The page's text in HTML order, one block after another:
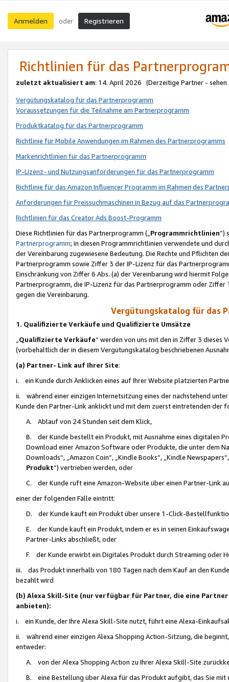
Anmelden oder Registrieren
Richtlinien für das
zuletzt aktualisiert am: 14. April 2026 (Derzeitige Partner - sehen
Vergütungskatalog für das Partnerprogramm
Voraussetzungen für die Teilnahme am Partnerprogramm
Produktkatalog für das Partnerprogramm
Richtlinie für Mobile Anwendungen im Rahmen des Partnerprogramms
Markenrichtlinien für das Partnerprogramm
IP-Lizenz- und Nutzungsanforderungen für das Partnerprogramm
Richtlinie für das Amazon Influencer Programm im Rahmen des
Anforderungen für Preissuchmaschinen in Bezug auf das
Richtlinien für das Creator Ads Boost-Programm
Diese Richtlinien für das Partnerprogramm („Programmrichtlinien“)
Partnerprogramm; in diesen Programmrichtlinien verwendete und
der Vereinbarung zugewiesene Bedeutung. Die Rechte und Pflichten
Partnerprogramm sowie Ziffer 3 der IP-Lizenz für das
Einschränkung von Ziffer 6 Abs. (a) der Vereinbarung wird hiermit
Partnerprogramm, die IP-Lizenz für das Partnerprogramm oder
gegen die Vereinbarung.
Vergütungskatalog für das
1. Qualifizierte Verkäufe und Qualifizierte Umsätze
Qualifizierte Verkäufe“ werden von uns mit den in Ziffer 3
(vorbehaltlich der in diesem Vergütungskatalog beschriebenen
(a) Partner- Link auf Ihrer Site:
i. ein Kunde durch Anklicken eines auf Ihrer Website platzierten
ii. während einer einzigen Internetsitzung eines der nachstehend
Kunde den Partner-Link anklickt und mit dem zuerst eintretenden der
A. Ablauf von 24 Stunden seit dem Klick,
B. der Kunde bestellt ein Produkt, mit Ausnahme eines digitalen
Download einer Amazon Software oder Produkte, die unter dem
Downloads“, „Amazon Coin“, „Kindle Books“, „Kindle
Produkt“) vertrieben werden, oder
C. der Kunde ruft eine Amazon-Website über einen Partner-Link
einer der folgenden Fälle eintritt:
D. der Kunde kauft ein Produkt über unsere 1-Click-
E. der Kunde kauft ein Produkt, indem er es in seinen
Partner-Links abschließt, oder
F. der Kunde erwirbt ein Digitales Produkt durch Streaming oder
iii. das Produkt innerhalb von 180 Tagen nach dem Kauf an den
bezahlt wird
(b) Alexa Skill-Site (nur verfügbar für Partner, die eine
anbieten):
i. ein Kunde, der Ihre Alexa Skill-Site nutzt, führt eine Alexa-
ii. während einer einzigen Alexa Shopping Action-Sitzung, die
entweder:
A. von der Alexa Shopping Action zu Ihrer Alexa Skill-Site
B. eine Bestellung über Alexa für das Produkt aufgibt, das Sie mit